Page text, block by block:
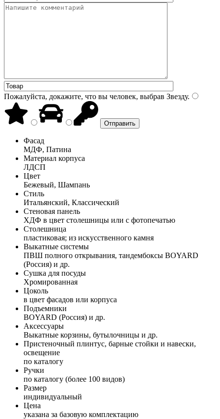
Пожалуйста, докажите, что вы человек, выбрав Звезду.
Фасад
МДФ, Патина
Материал корпуса
ЛДСП
Цвет
Бежевый, Шампань
Стиль
Итальянский, Классический
Стеновая панель
ХДФ в цвет столешницы или с фотопечатью
Столешница
пластиковая; из искусственного камня
Выкатные системы
ПВШ полного открывания, тандембоксы BOYARD
(Россия) и др.
Сушка для посуды
Хромированная
Цоколь
в цвет фасадов или корпуса
Подъемники
BOYARD (Россия) и др.
Аксессуары
Выкатные корзины, бутылочницы и др.
Пристеночный плинтус, барные стойки и навески,
освещение
по каталогу
Ручки
по каталогу (более 100 видов)
Размер
индивидуальный
Цена
указана за базовую комплектацию